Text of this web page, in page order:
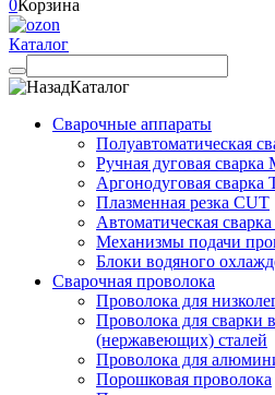
0Корзина
Каталог
Каталог
Сварочные аппараты
Полуавтоматическая
Ручная дуговая сварка
Аргонодуговая сварка
Плазменная резка CUT
Автоматическая
Механизмы подачи
Блоки водяного
Сварочная проволока
Проволока для
Проволока для сварки
(нержавеющих) сталей
Проволока для
Порошковая проволока